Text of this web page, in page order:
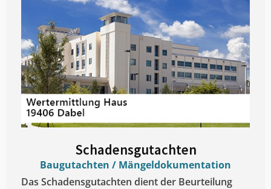
Schadensgutachten
Baugutachten / Mängeldokumentation
Das Schadensgutachten dient der Beurteilung